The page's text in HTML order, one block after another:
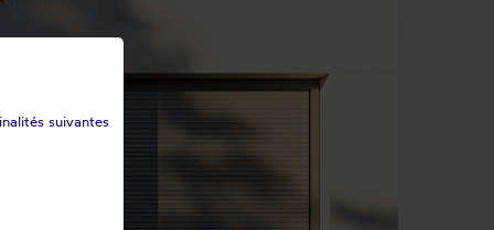
suivantes